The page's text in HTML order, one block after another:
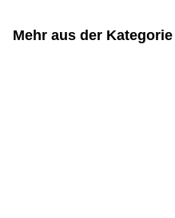
Mehr aus der Kategorie